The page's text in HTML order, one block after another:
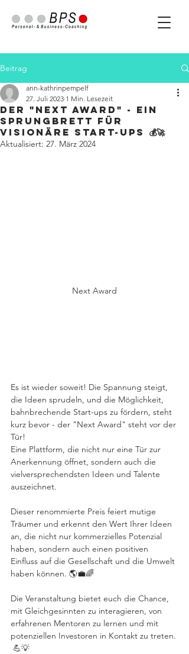
Beitrag
Der "Next Award" - ein
Sprungbrett für
visionäre Start-ups 💰🚀
ann-kathrinpempelf
27. Juli 2023 1 Min. Lesezeit
Aktualisiert: 27. März 2024
Next Award
Es ist wieder soweit! Die Spannung steigt,
die Ideen sprudeln, und die Möglichkeit,
bahnbrechende Start-ups zu fördern, steht
kurz bevor - der "Next Award" steht vor der
Tür!
Eine Plattform, die nicht nur eine Tür zur
Anerkennung öffnet, sondern auch die
vielversprechendsten Ideen und Talente
auszeichnet.
Dieser renommierte Preis feiert mutige
Träumer und erkennt den Wert Ihrer Ideen
an, die nicht nur kommerzielles Potenzial
haben, sondern auch einen positiven
Einfluss auf die Gesellschaft und die Umwelt
haben können. 🌎💼🌈
Die Veranstaltung bietet euch die Chance,
mit Gleichgesinnten zu interagieren, von
erfahrenen Mentoren zu lernen und mit
potenziellen Investoren in Kontakt zu treten.
💪💡